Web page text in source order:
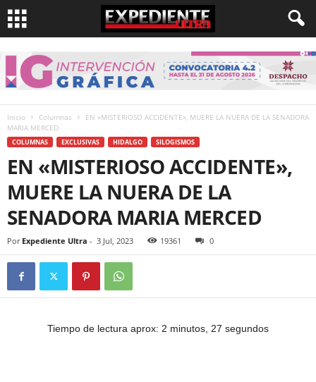
Inicio Columnas
EN «MISTERIOSO ACCIDENTE», MUERE LA NUERA DE LA SENADORA
MARIA MERCED
COLUMNAS EXCLUSIVAS HIDALGO SILOGISMOS
EN «MISTERIOSO ACCIDENTE»,
MUERE LA NUERA DE LA
SENADORA MARIA MERCED
Por Expediente Ultra - 3 Jul, 2023 19361 0
Tiempo de lectura aprox: 2 minutos, 27 segundos